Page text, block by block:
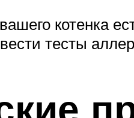
котенка
тесты